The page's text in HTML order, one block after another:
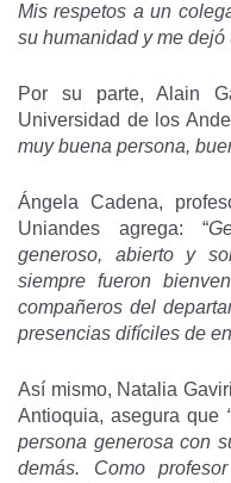
Mis respetos a un
su humanidad y me dejó
Por su parte, Alain
Universidad de los
muy buena persona,
Ángela Cadena,
Uniandes agrega: “
generoso, abierto y
siempre fueron
compañeros del
presencias difíciles de
Así mismo, Natalia
Antioquia, asegura que
persona generosa con
demás. Como